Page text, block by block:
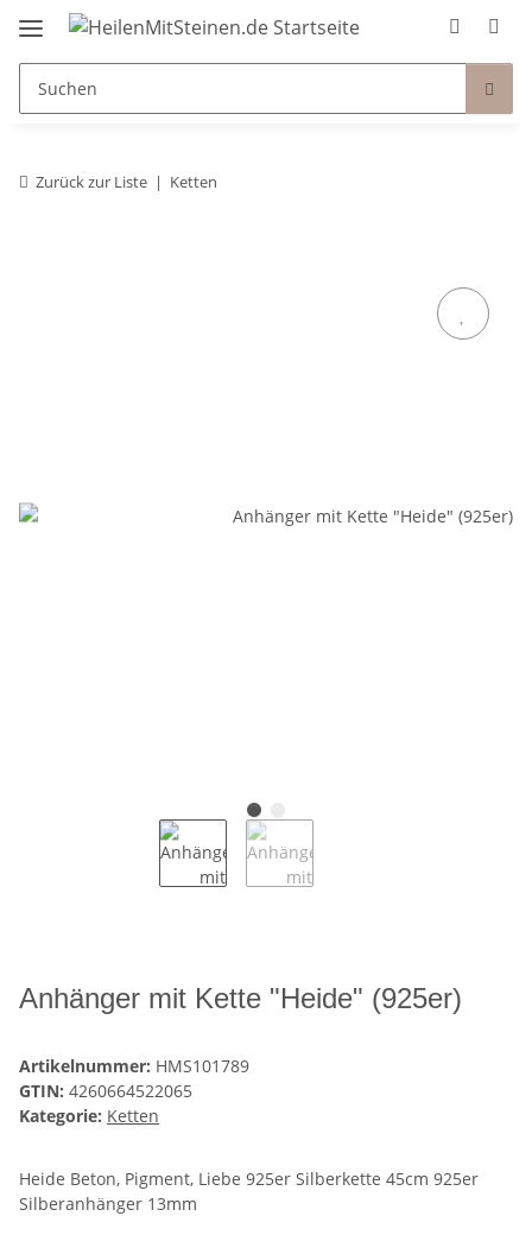
Zurück zur Liste Ketten
Anhänger mit Kette "Heide" (925er)
Artikelnummer: HMS101789
GTIN: 4260664522065
Kategorie: Ketten
Heide Beton, Pigment, Liebe 925er Silberkette 45cm 925er
Silberanhänger 13mm